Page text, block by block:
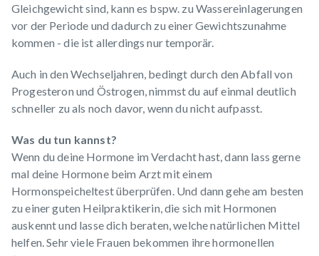
Gleichgewicht sind, kann es bspw. zu Wassereinlagerungen
vor der Periode und dadurch zu einer Gewichtszunahme
kommen - die ist allerdings nur temporär.
Auch in den Wechseljahren, bedingt durch den Abfall von
Progesteron und Östrogen, nimmst du auf einmal deutlich
schneller zu als noch davor, wenn du nicht aufpasst.
Was du tun kannst?
Wenn du deine Hormone im Verdacht hast, dann lass gerne
mal deine Hormone beim Arzt mit einem
Hormonspeicheltest überprüfen. Und dann gehe am besten
zu einer guten Heilpraktikerin, die sich mit Hormonen
auskennt und lasse dich beraten, welche natürlichen Mittel
helfen. Sehr viele Frauen bekommen ihre hormonellen